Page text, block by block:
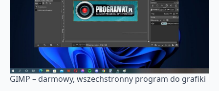
GIMP – darmowy, wszechstronny program do grafiki